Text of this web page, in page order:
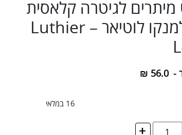
לגיטרה קלאסית
ופלמנקו לוטיאר Luthier –
-
₪ 56.0
16 במלאי
+